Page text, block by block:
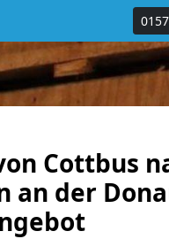
Cottbus
an der